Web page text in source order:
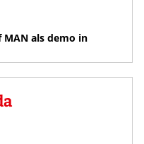
als demo in